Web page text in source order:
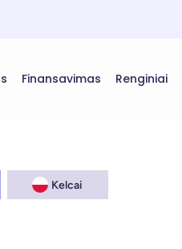
Finansavimas Renginiai
Kelcai